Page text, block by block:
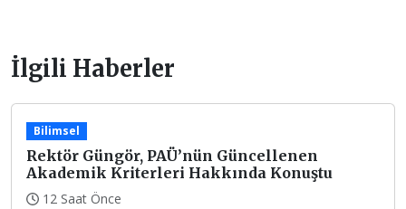
İlgili Haberler
Bilimsel
Rektör Güngör, PAÜ’nün Güncellenen
Akademik Kriterleri Hakkında Konuştu
12 Saat Önce